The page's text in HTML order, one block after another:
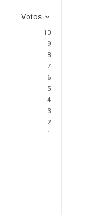
Votos
10
9
8
7
6
5
4
3
2
1